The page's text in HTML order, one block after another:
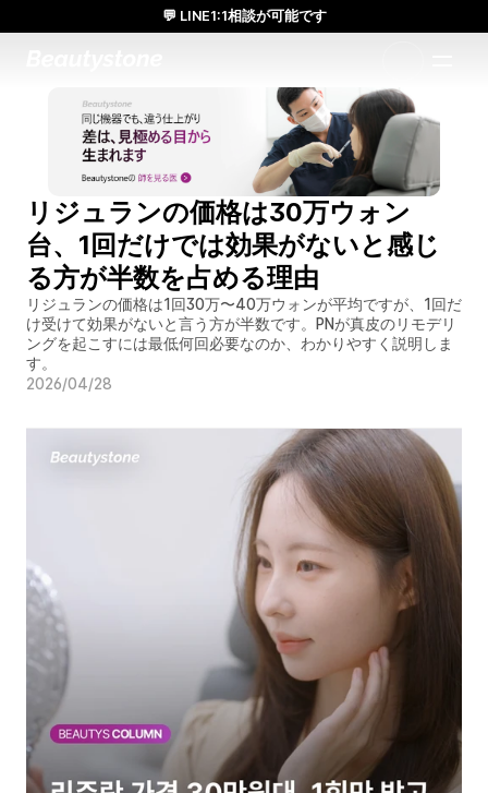
リジュランの価格は30万ウォン
台、1回だけでは効果がないと感じ
る方が半数を占める理由
リジュランの価格は1回30万〜40万ウォンが平均ですが、1回だ
け受けて効果がないと言う方が半数です。PNが真皮のリモデリ
ングを起こすには最低何回必要なのか、わかりやすく説明しま
す。
2026/04/28
💬 LINE1:1相談が可能です
日本人通訳常駐／お得な体験価格／満足度の高い効果